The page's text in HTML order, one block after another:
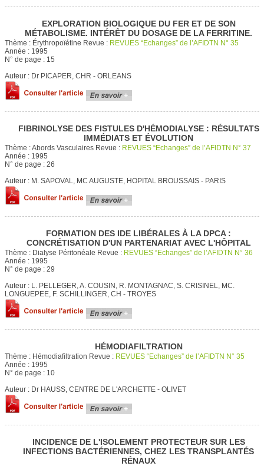
EXPLORATION BIOLOGIQUE DU FER ET DE SON
MÉTABOLISME. INTÉRÊT DU DOSAGE DE LA FERRITINE.
Thème : Érythropoïétine Revue : REVUES “Echanges” de l’AFIDTN N° 35
Année : 1995
N° de page : 15
Auteur : Dr PICAPER, CHR - ORLEANS
FIBRINOLYSE DES FISTULES D'HÉMODIALYSE : RÉSULTATS
IMMÉDIATS ET ÉVOLUTION
Thème :Abords Vasculaires Revue : REVUES “Echanges” de l’AFIDTN N° 37
Année : 1995
N° de page : 26
Auteur : M. SAPOVAL, MC AUGUSTE, HOPITAL BROUSSAIS - PARIS
FORMATION DES IDE LIBÉRALES À LA DPCA :
CONCRÉTISATION D'UN PARTENARIAT AVEC L'HÔPITAL
Thème : Dialyse Péritonéale Revue : REVUES “Echanges” de l’AFIDTN N° 36
Année : 1995
N° de page : 29
Auteur : L. PELLEGER, A. COUSIN, R. MONTAGNAC, S. CRISINEL, MC.
LONGUEPEE, F. SCHILLINGER, CH - TROYES
HÉMODIAFILTRATION
Thème : Hémodiafiltration Revue : REVUES “Echanges” de l’AFIDTN N° 35
Année : 1995
N° de page : 10
Auteur : Dr HAUSS, CENTRE DE L'ARCHETTE - OLIVET
INCIDENCE DE L'ISOLEMENT PROTECTEUR SUR LES
INFECTIONS BACTÉRIENNES, CHEZ LES TRANSPLANTÉS
RÉNAUX